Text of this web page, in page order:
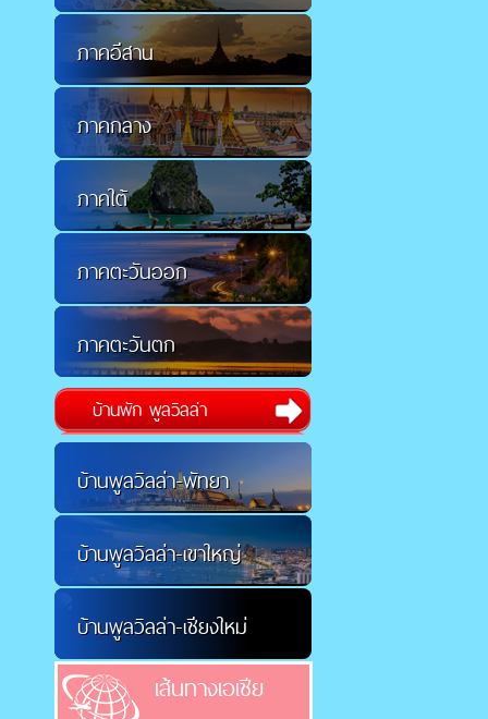
ภาคอีสาน
ภาคกลาง
ภาคใต้
ภาคตะวันออก
ภาคตะวันตก
บ้านพัก พูลวิลล่า
บ้านพูลวิลล่า-พัทยา
บ้านพูลวิลล่า-เขาใหญ่
บ้านพูลวิลล่า-เชียงใหม่
เส้นทางเอเชีย